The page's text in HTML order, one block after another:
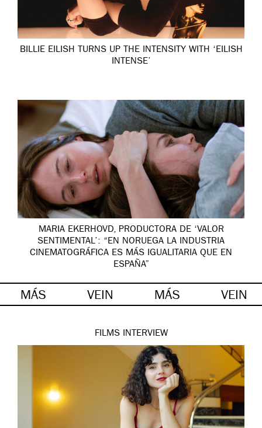
BILLIE EILISH TURNS UP THE INTENSITY WITH ‘EILISH
INTENSE’
MARIA EKERHOVD, PRODUCTORA DE ‘VALOR
SENTIMENTAL’: “EN NORUEGA LA INDUSTRIA
CINEMATOGRÁFICA ES MÁS IGUALITARIA QUE EN
ESPAÑA”
MÁS VEIN MÁS VEIN
FILMS INTERVIEW